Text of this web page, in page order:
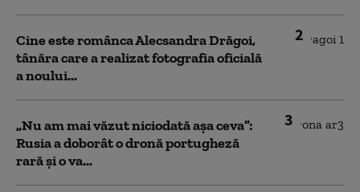
2
Cine este românca Alecsandra Drăgoi,
tânăra care a realizat fotografia oficială
a noului...
3
„Nu am mai văzut niciodată așa ceva”:
Rusia a doborât o dronă portugheză
rară și o va...